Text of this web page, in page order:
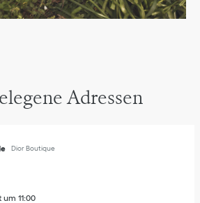
Adressen
Dior Boutique
um 11:00